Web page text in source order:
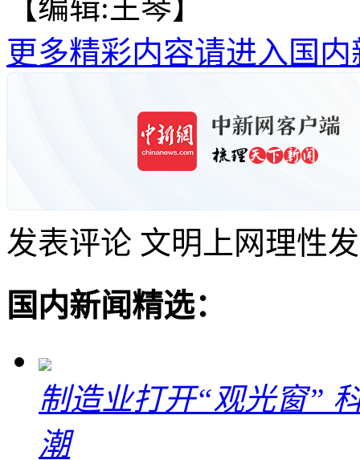
【编辑:王琴】
更多精彩内容请进入国内
发表评论 文明上网理性
国内新闻精选：
制造业打开“观光窗”
潮